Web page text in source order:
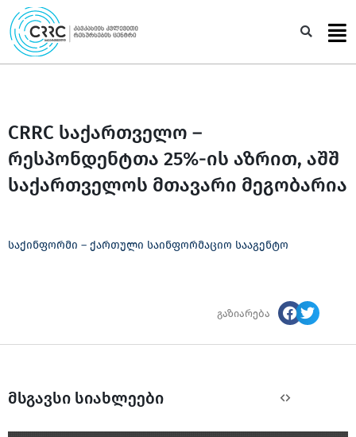
Skip
to
content
CRRC საქართველო –
რესპონდენტთა 25%-ის აზრით, აშშ
საქართველოს მთავარი მეგობარია
საქინფორმი – ქართული საინფორმაციო სააგენტო
გაზიარება
მსგავსი სიახლეები